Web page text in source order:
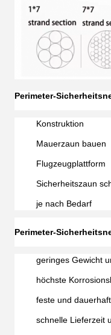
Perimeter-
Konstruktion
Mauerzaun bauen
Flugzeugplattform
Sicherheitszaun
je nach Bedarf
Perimeter-
geringes Gewicht
höchste
feste und
schnelle Lieferzeit